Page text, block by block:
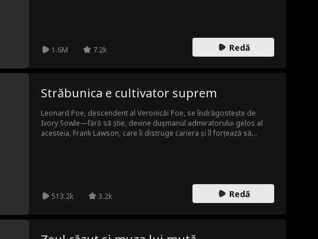
1.6M 7.2k Redă
Străbunica e cultivator suprem
Leonard Poe, descendent al Veronicăi Poe, se îndrăgostește de
Ivory Sowle—fără să știe, devine dușmanul admiratorului gelos al
acesteia, Frank Lawson, care îi distruge cariera și îl forțează să
513.2k
3.2k Redă